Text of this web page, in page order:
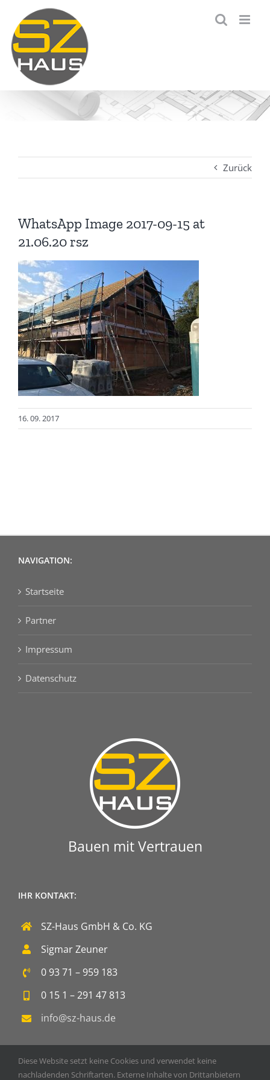
Inhalt
springen
Zurück
WhatsApp Image 2017-09-15 at
21.06.20 rsz
16. 09. 2017
NAVIGATION:
Startseite
Partner
Impressum
Datenschutz
Bauen mit Vertrauen
IHR KONTAKT:
SZ-Haus GmbH & Co. KG
Sigmar Zeuner
0 93 71 – 959 183
0 15 1 – 291 47 813
info@sz-haus.de
Diese Website setzt keine Cookies und verwendet keine
nachladenden Schriftarten. Externe Inhalte von Drittanbietern